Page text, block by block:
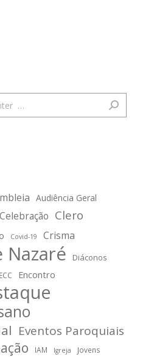
Audiência Geral
Celebração Clero
Covid-19 Crisma
Nazaré
Diáconos
ECC Encontro
Eventos Paroquiais
IAM Igreja Jovens